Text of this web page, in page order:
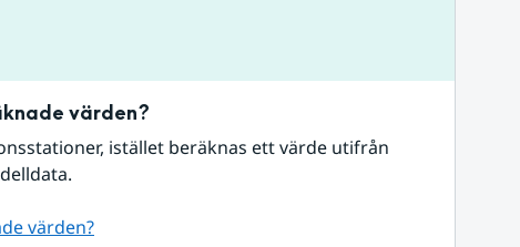
värden?
istället beräknas ett värde utifrån
värden?